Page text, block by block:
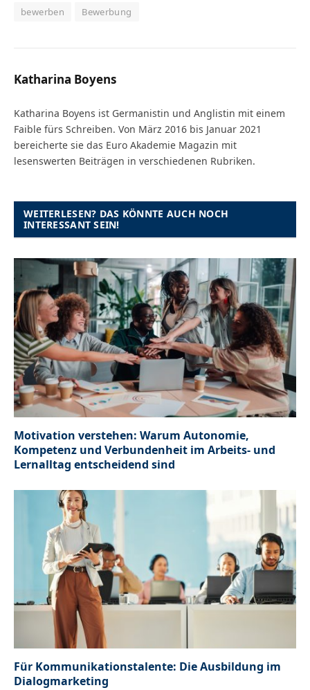
bewerben Bewerbung
Katharina Boyens
Katharina Boyens ist Germanistin und Anglistin mit einem
Faible fürs Schreiben. Von März 2016 bis Januar 2021
bereicherte sie das Euro Akademie Magazin mit
lesenswerten Beiträgen in verschiedenen Rubriken.
WEITERLESEN? DAS KÖNNTE AUCH NOCH
INTERESSANT SEIN!
Motivation verstehen: Warum Autonomie,
Kompetenz und Verbundenheit im Arbeits- und
Lernalltag entscheidend sind
Für Kommunikationstalente: Die Ausbildung im
Dialogmarketing